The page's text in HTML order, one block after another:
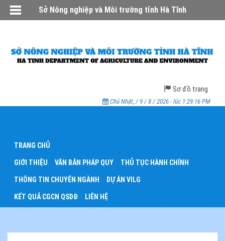
Sở Nông nghiệp và Môi trường tỉnh Hà Tĩnh
Sơ đồ trang
Chủ Nhật, / 9 / 8 / 2026 - lúc 1:29:16 PM
TRANG CHỦ
GIỚI THIỆU VĂN BẢN PHÁP QUY THỦ TỤC HÀNH CHÍNH
THÔNG TIN CHUYÊN NGÀNH DỰ ÁN VILG
KẾT QUẢ CGCN QSDĐ LIÊN HỆ